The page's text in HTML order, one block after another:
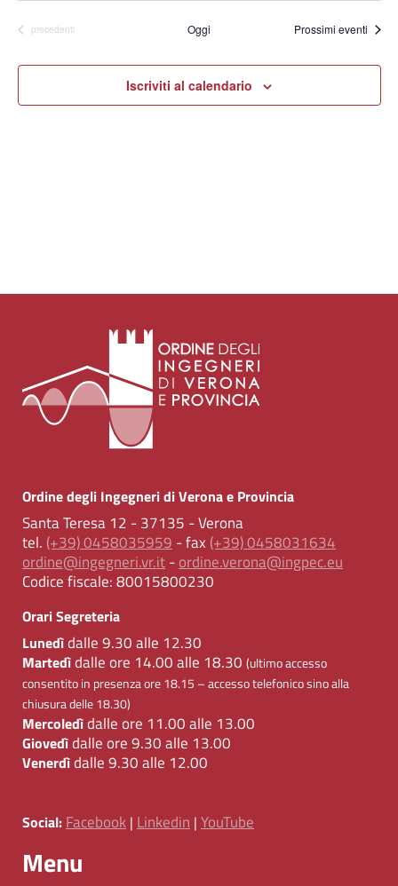
Eventi
precedenti Oggi Prossimi eventi
Iscriviti al calendario
Ordine degli Ingegneri di Verona e Provincia
Santa Teresa 12 - 37135 - Verona
tel. (+39) 0458035959 - fax (+39) 0458031634
ordine@ingegneri.vr.it-ordine.verona@ingpec.eu
Codice fiscale:80015800230
Orari Segreteria
Lunedìdalle 9.30 alle 12.30
Martedìdalle ore 14.00 alle 18.30 (ultimo accesso
consentito in presenza ore 18.15 – accesso telefonico sino alla
chiusura delle 18.30)
Mercoledìdalle ore 11.00 alle 13.00
Giovedìdalle ore 9.30 alle 13.00
Venerdìdalle 9.30 alle 12.00
Social: Facebook | Linkedin | YouTube
Menu